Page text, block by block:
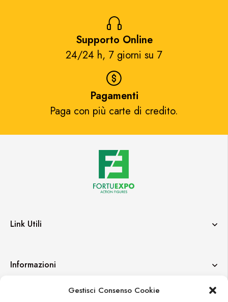
Gestisci Consenso Cookie
Supporto Online
24/24 h, 7 giorni su 7​
Pagamenti
Paga con più carte di credito.​
Link Utili
Informazioni